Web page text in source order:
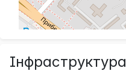
Інфраструктура